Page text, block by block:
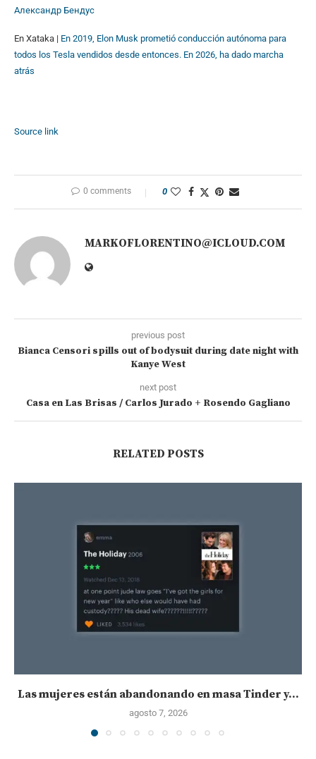
Александр Бендус
En Xataka | En 2019, Elon Musk prometió conducción autónoma para
todos los Tesla vendidos desde entonces. En 2026, ha dado marcha
atrás
Source link
0 comments 0
MARKOFLORENTINO@ICLOUD.COM
previous post
Bianca Censori spills out of bodysuit during date night with
Kanye West
next post
Casa en Las Brisas / Carlos Jurado + Rosendo Gagliano
RELATED POSTS
Las mujeres están abandonando en masa Tinder y...
agosto 7, 2026